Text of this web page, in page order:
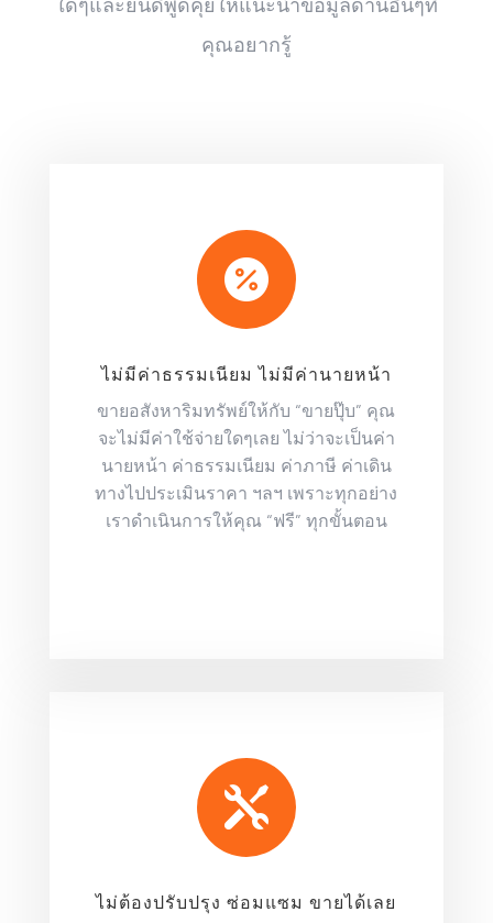
คุณอยากรู้

ไม่มีค่าธรรมเนียม ไม่มีค่านายหน้า
ขายอสังหาริมทรัพย์ให้กับ “ขายปุ๊บ” คุณ
จะไม่มีค่าใช้จ่ายใดๆเลย ไม่ว่าจะเป็นค่า
นายหน้า ค่าธรรมเนียม ค่าภาษี ค่าเดิน
ทางไปประเมินราคา ฯลฯ เพราะทุกอย่าง
เราดำเนินการให้คุณ “ฟรี” ทุกขั้นตอน

ไม่ต้องปรับปรุง ซ่อมแซม ขายได้เลย